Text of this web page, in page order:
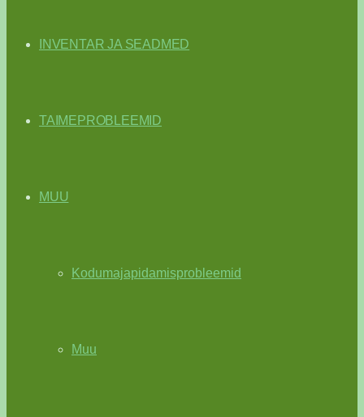
INVENTAR JA SEADMED
TAIMEPROBLEEMID
MUU
Kodumajapidamisprobleemid
Muu